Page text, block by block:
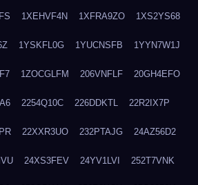
1XEHVF4N 1XFRA9ZO 1XS2YS68
1YSKFL0G 1YUCNSFB 1YYN7W1J
1ZOCGLFM 206VNFLF 20GH4EFO
2254Q10C 226DDKTL 22R2IX7P
22XXR3UO 232PTAJG 24AZ56D2
24XS3FEV 24YV1LVI 252T7VNK